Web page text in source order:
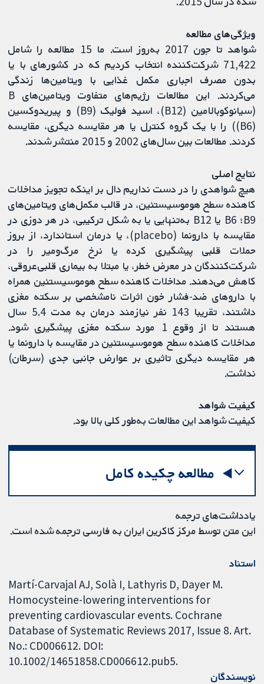
ویژگی‌های مطالعه
شواهد تا جون 2017 به‌روز است. ما 15 مطالعه را شامل
71,422 شرکت‌کننده انتخاب کردیم که در کشورهای با یا
بدون مصرف اجباری مکمل غذایی با ویتامین‌ها زندگی
می‌کردند. این مطالعات رژیم‌های متفاوت ویتامین‌های B
(سیانوکوبالامین (B12)، اسید فولیک (B9) و پیریدوکسین
(B6)) را با یک گروه کنترل یا هر مقایسه دیگری، مقایسه
کردند. مطالعات بین سال‌های 2002 و 2015 منتشر شدند.
نتایج اصلی
هیچ‌ شواهدی را در دست نداریم دال بر اینکه تجویز مداخلات
کاهنده سطح هوموسیستئین، در قالب مکمل‌های ویتامین‌های
B9؛ B6 یا B12 به‌تنهایی یا به شکل ترکیبی، در هر دوزی در
مقایسه با دارونما (placebo)، یا درمان استاندارد، از بروز
حملات قلبی پیشگیری کرده یا نرخ مرگ‌ومیر را در
شرکت‌کنندگان در معرض خطر، یا مبتلا به بیماری قلبی‌عروقی،
کاهش می‌دهند. مداخلات کاهنده سطح هوموسیستئین همراه
با داروهای ضد-فشار خون اثرات نامشخصی بر سکته مغزی
داشتند، تقریبا 143 نفر نیازمند درمان به مدت 5.4 سال
هستند تا از وقوع 1 مورد سکته مغزی پیشگیری شود.
مداخلات کاهنده سطح هوموسیستئین در مقایسه با دارونما یا
هر مقایسه دیگری تاثیری بر عوارض جانبی جدی (سرطان)
نداشت.
کیفیت شواهد
کیفیت شواهد این مطالعات به‌طور کلی بالا بود.
مطالعه چکیده کامل
یادداشت‌های ترجمه
این متن توسط مرکز کاکرین ایران به فارسی ترجمه شده است.
استناد
Martí-Carvajal AJ, Solà I, Lathyris D, Dayer M.
Homocysteine-lowering interventions for
preventing cardiovascular events. Cochrane
Database of Systematic Reviews 2017, Issue 8. Art.
No.: CD006612. DOI:
10.1002/14651858.CD006612.pub5.
نویسندگان